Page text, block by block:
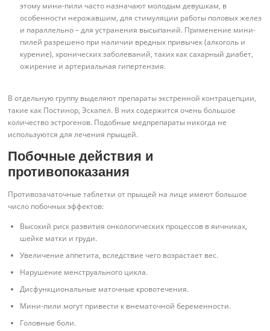
этому мини-пили часто назначают молодым девушкам, в
особенности нерожавшим, для стимуляции работы половых желез
и параллельно – для устранения высыпаний. Применение мини-
пилей разрешено при наличии вредных привычек (алкоголь и
курение), хронических заболеваний, таких как сахарный диабет,
ожирение и артериальная гипертензия.
В отдельную группу выделяют препараты экстренной контрацепции,
такие как Постинор, Эскапел. В них содержится очень большое
количество эстрогенов. Подобные медпрепараты никогда не
используются для лечения прыщей.
Побочные действия и
противопоказания
Противозачаточные таблетки от прыщей на лице имеют большое
число побочных эффектов:
Высокий риск развития онкологических процессов в яичниках,
шейке матки и груди.
Увеличение аппетита, вследствие чего возрастает вес.
Нарушение менструального цикла.
Дисфункциональные маточные кровотечения.
Мини-пили могут привести к внематочной беременности.
Головные боли.